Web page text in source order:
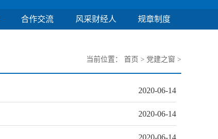
合作交流 风采财经人 规章制度
当前位置： 首页 > 党建之窗 >
2020-06-14
2020-06-14
2020-06-14